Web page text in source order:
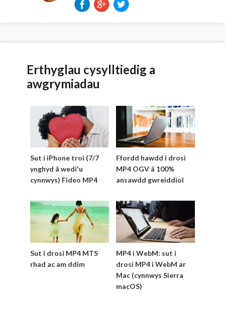
Erthyglau cysylltiedig a
awgrymiadau
Sut i iPhone troi (7/7
ynghyd â wedi'u
cynnwys) Fideo MP4
Ffordd hawdd i drosi
MP4 OGV â 100%
ansawdd gwreiddiol
Sut i drosi MP4 MTS
rhad ac am ddim
MP4 i WebM: sut i
drosi MP4 i WebM ar
Mac (cynnwys Sierra
macOS)